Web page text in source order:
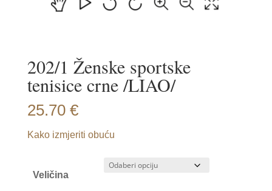
202/1 Ženske sportske
tenisice crne /LIAO/
25.70 €
Kako izmjeriti obuću
Veličina